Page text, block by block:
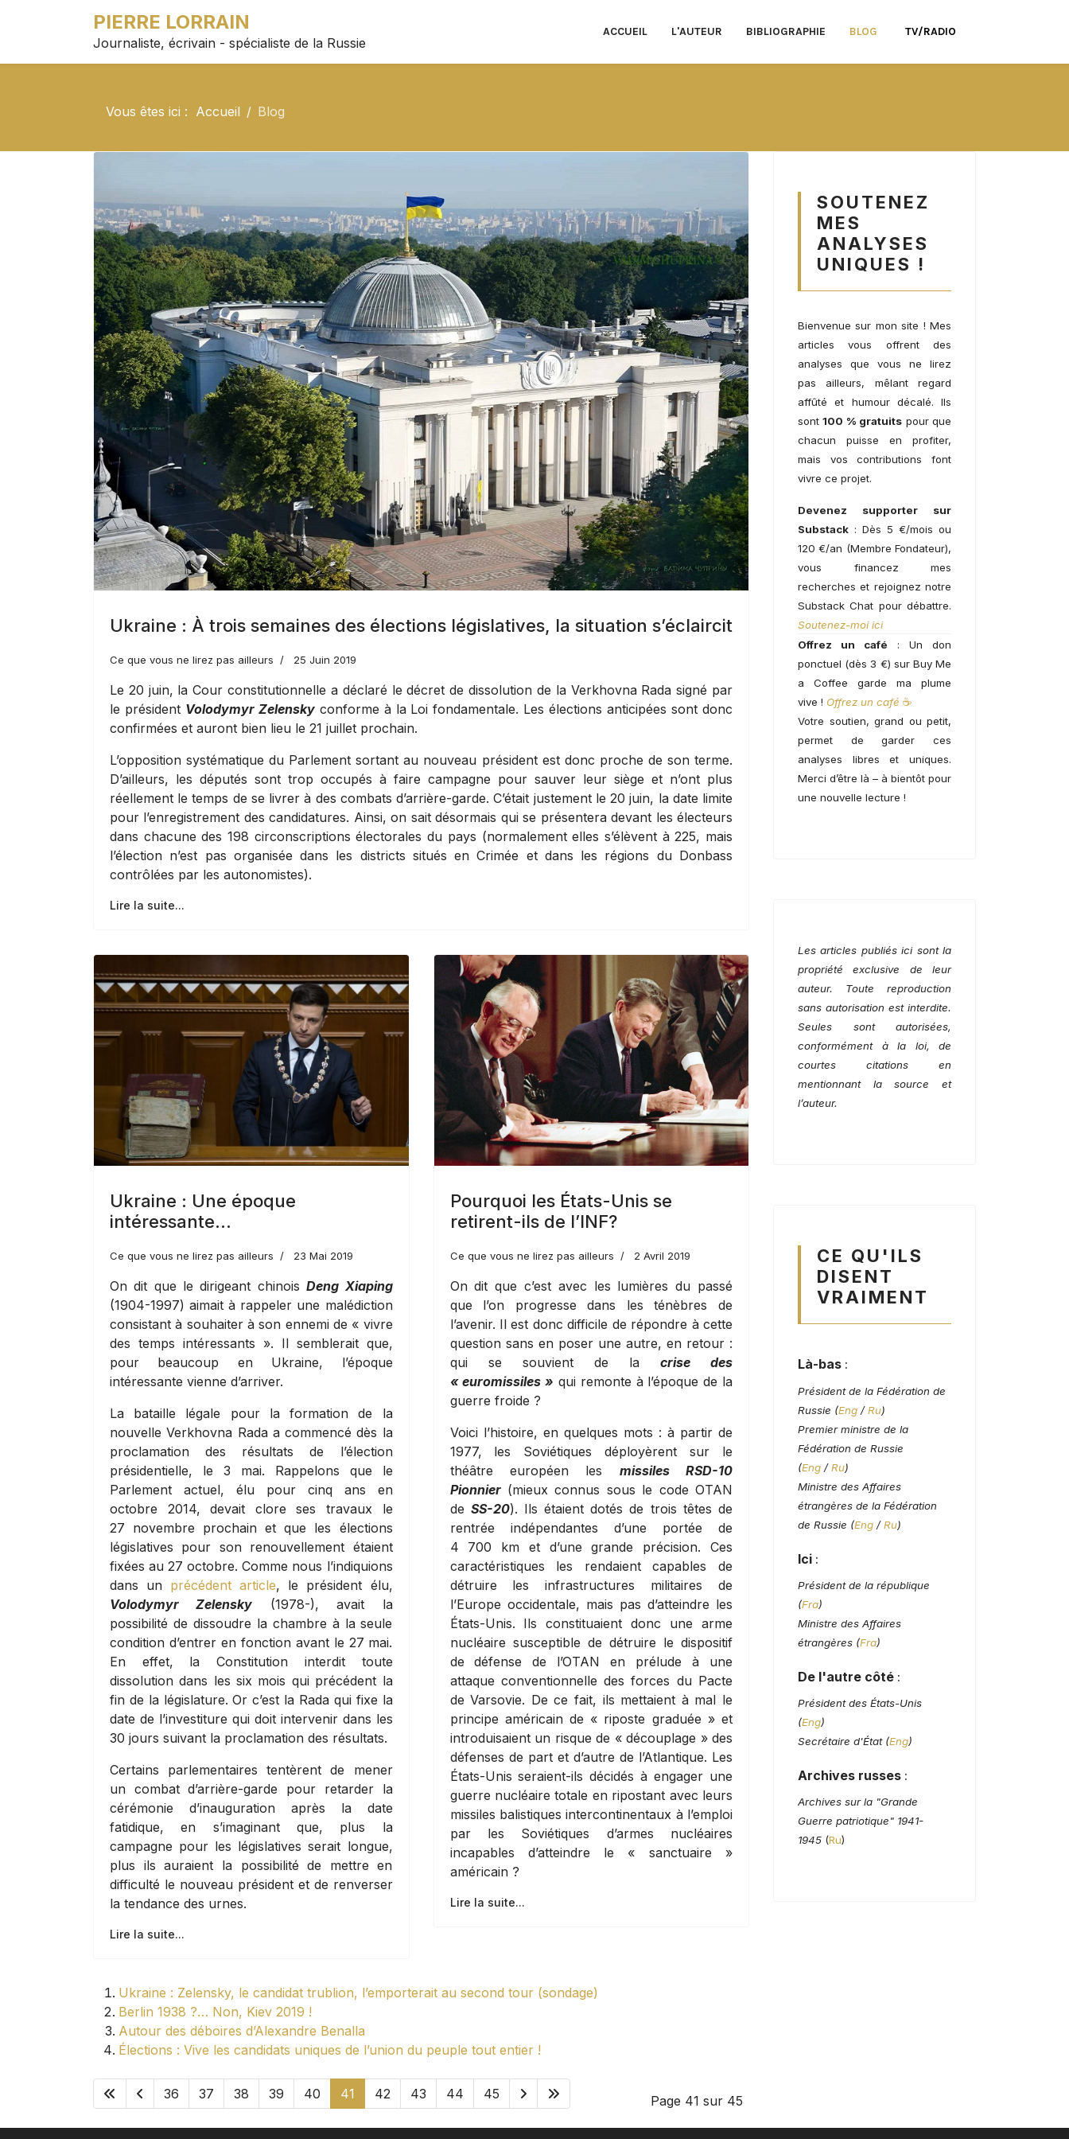
PIERRE LORRAIN
Journaliste, écrivain - spécialiste de la Russie
ACCUEIL L'AUTEUR BIBLIOGRAPHIE BLOG TV/RADIO
Vous êtes ici : Accueil Blog
Ukraine : À trois semaines des élections législatives, la situation s’éclaircit
Ce que vous ne lirez pas ailleurs 25 Juin 2019
Le 20 juin, la Cour constitutionnelle a déclaré le décret de dissolution de la Verkhovna Rada signé par
le président Volodymyr Zelenskyconforme à la Loi fondamentale. Les élections anticipées sont donc
confirmées et auront bien lieu le 21 juillet prochain.
L’opposition systématique du Parlement sortant au nouveau président est donc proche de son terme.
D’ailleurs, les députés sont trop occupés à faire campagne pour sauver leur siège et n’ont plus
réellement le temps de se livrer à des combats d’arrière-garde. C’était justement le 20 juin, la date limite
pour l’enregistrement des candidatures. Ainsi, on sait désormais qui se présentera devant les électeurs
dans chacune des 198 circonscriptions électorales du pays (normalement elles s’élèvent à 225, mais
l’élection n’est pas organisée dans les districts situés en Crimée et dans les régions du Donbass
contrôlées par les autonomistes).
Lire la suite...
Ukraine : Une époque
intéressante…
Ce que vous ne lirez pas ailleurs 23 Mai 2019
On dit que le dirigeant chinoisDeng Xiaping
(1904-1997) aimait à rappeler une malédiction
consistant à souhaiter à son ennemi de « vivre
des temps intéressants ». Il semblerait que,
pour beaucoup en Ukraine, l’époque
intéressante vienne d’arriver.
La bataille légale pour la formation de la
nouvelle Verkhovna Rada a commencé dès la
proclamation des résultats de l’élection
présidentielle, le 3 mai. Rappelons que le
Parlement actuel, élu pour cinq ans en
octobre 2014, devait clore ses travaux le
27 novembre prochain et que les élections
législatives pour son renouvellement étaient
fixées au 27 octobre. Comme nous l’indiquions
dans un précédent article, le président élu,
Volodymyr Zelensky (1978-), avait la
possibilité de dissoudre la chambre à la seule
condition d’entrer en fonction avant le 27 mai.
En effet, la Constitution interdit toute
dissolution dans les six mois qui précédent la
fin de la législature. Or c’est la Rada qui fixe la
date de l’investiture qui doit intervenir dans les
30 jours suivant la proclamation des résultats.
Certains parlementaires tentèrent de mener
un combat d’arrière-garde pour retarder la
cérémonie d’inauguration après la date
fatidique, en s’imaginant que, plus la
campagne pour les législatives serait longue,
plus ils auraient la possibilité de mettre en
difficulté le nouveau président et de renverser
la tendance des urnes.
Lire la suite...
Pourquoi les États-Unis se
retirent-ils de l’INF?
Ce que vous ne lirez pas ailleurs 2 Avril 2019
On dit que c’est avec les lumières du passé
que l’on progresse dans les ténèbres de
l’avenir. Il est donc difficile de répondre à cette
question sans en poser une autre, en retour :
qui se souvient de la crise des
« euromissiles » qui remonte à l’époque de la
guerre froide ?
Voici l’histoire, en quelques mots : à partir de
1977, les Soviétiques déployèrent sur le
théâtre européen les missiles RSD-10
Pionnier(mieux connus sous le code OTAN
de SS-20). Ils étaient dotés de trois têtes de
rentrée indépendantes d’une portée de
4 700 km et d’une grande précision. Ces
caractéristiques les rendaient capables de
détruire les infrastructures militaires de
l’Europe occidentale, mais pas d’atteindre les
États-Unis. Ils constituaient donc une arme
nucléaire susceptible de détruire le dispositif
de défense de l’OTAN en prélude à une
attaque conventionnelle des forces du Pacte
de Varsovie. De ce fait, ils mettaient à mal le
principe américain de « riposte graduée » et
introduisaient un risque de « découplage » des
défenses de part et d’autre de l’Atlantique. Les
États-Unis seraient-ils décidés à engager une
guerre nucléaire totale en ripostant avec leurs
missiles balistiques intercontinentaux à l’emploi
par les Soviétiques d’armes nucléaires
incapables d’atteindre le « sanctuaire »
américain ?
Lire la suite...
Ukraine : Zelensky, le candidat trublion, l’emporterait au second tour (sondage)
Berlin 1938 ?… Non, Kiev 2019 !
Autour des déboires d’Alexandre Benalla
Élections : Vive les candidats uniques de l’union du peuple tout entier !
Page 41 sur 45
36 37 38 39 40 41 42 43 44 45
SOUTENEZ
MES
ANALYSES
UNIQUES !
Bienvenue sur mon site ! Mes
articles vous offrent des
analyses que vous ne lirez
pas ailleurs, mêlant regard
affûté et humour décalé. Ils
sont100 % gratuits pour que
chacun puisse en profiter,
mais vos contributions font
vivre ce projet.
Devenez supporter sur
Substack : Dès 5 €/mois ou
120 €/an (Membre Fondateur),
vous financez mes
recherches et rejoignez notre
Substack Chat pour débattre.
Soutenez-moi ici
Offrez un café : Un don
ponctuel (dès 3 €) sur Buy Me
a Coffee garde ma plume
vive ! Offrez un café ☕
Votre soutien, grand ou petit,
permet de garder ces
analyses libres et uniques.
Merci d’être là – à bientôt pour
une nouvelle lecture !
Les articles publiés ici sont la
propriété exclusive de leur
auteur. Toute reproduction
sans autorisation est interdite.
Seules sont autorisées,
conformément à la loi, de
courtes citations en
mentionnant la source et
l’auteur.
CE QU'ILS
DISENT
VRAIMENT
Là-bas :
Président de la Fédération de
Russie (Eng /Ru)
Premier ministre de la
Fédération de Russie
(Eng /Ru)
Ministre des Affaires
étrangères de la Fédération
de Russie (Eng /Ru)
Ici :
Président de la république
(Fra)
Ministre des Affaires
étrangères (Fra)
De l'autre côté :
Président des États-Unis
(Eng)
Secrétaire d'État (Eng)
Archives russes :
Archives sur la "Grande
Guerre patriotique" 1941-
1945 (Ru)